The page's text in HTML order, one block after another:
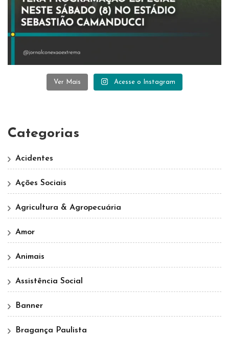
Ver Mais Acesse o Instagram
Categorias
Acidentes
Ações Sociais
Agricultura & Agropecuária
Amor
Animais
Assistência Social
Banner
Bragança Paulista